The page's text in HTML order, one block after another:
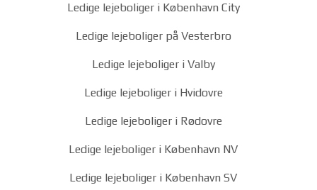
Ledige lejeboliger i København City
Ledige lejeboliger på Vesterbro
Ledige lejeboliger i Valby
Ledige lejeboliger i Hvidovre
Ledige lejeboliger i Rødovre
Ledige lejeboliger i København NV
Ledige lejeboliger i København SV